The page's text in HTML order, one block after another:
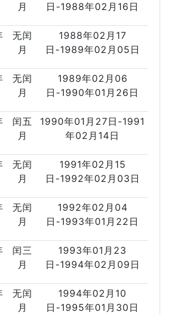
月
日-1988年02月16日
无闰
月
1988年02月17
日-1989年02月05日
无闰
月
1989年02月06
日-1990年01月26日
闰五
月
1990年01月27日-1991
年02月14日
无闰
月
1991年02月15
日-1992年02月03日
无闰
月
1992年02月04
日-1993年01月22日
闰三
月
1993年01月23
日-1994年02月09日
无闰
月
1994年02月10
日-1995年01月30日